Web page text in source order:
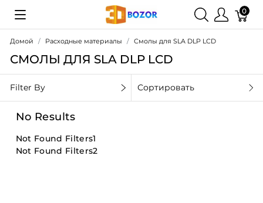
0
Домой Расходные материалы Смолы для SLA DLP LCD
СМОЛЫ ДЛЯ SLA DLP LCD
Filter By Сортировать
No Results
Not Found Filters1
Not Found Filters2